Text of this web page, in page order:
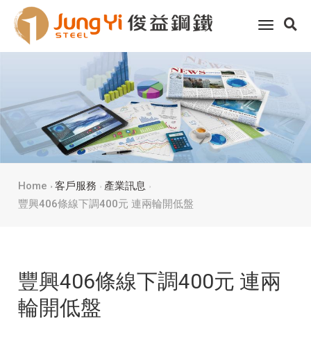
toggle
Home 客戶服務
產業訊息
豐興406條線下調400元 連兩輪開低盤
豐興406條線下調400元 連兩
輪開低盤